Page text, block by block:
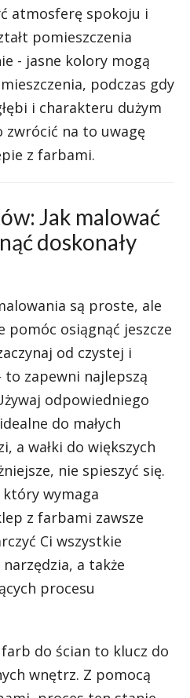
atmosferę spokoju i
pomieszczenia
- jasne kolory mogą
podczas gdy
i charakteru dużym
na to uwagę
z farbami.
Jak malować
doskonały
są proste, ale
pomóc osiągnąć jeszcze
od czystej i
to zapewni najlepszą
odpowiedniego
do małych
a wałki do większych
nie spieszyć się.
wymaga
z farbami zawsze
Ci wszystkie
a także
procesu
do ścian to klucz do
wnętrz. Z pomocą